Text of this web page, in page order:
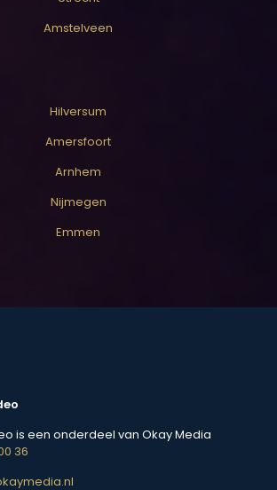
Amstelveen
Hilversum
Amersfoort
Arnhem
Nijmegen
Emmen
is een onderdeel van Okay Media
36